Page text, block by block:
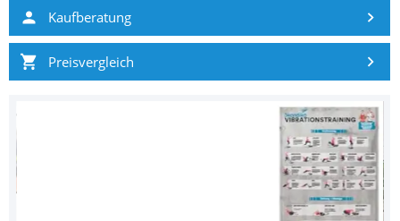
Kaufberatung
Preisvergleich